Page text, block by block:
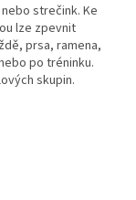
strečink. Ke
lze zpevnit
prsa, ramena,
po tréninku.
skupin.